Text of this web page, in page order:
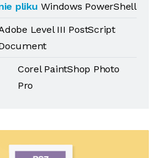
pliku Windows PowerShell
Level III PostScript
Corel PaintShop Photo
Pro